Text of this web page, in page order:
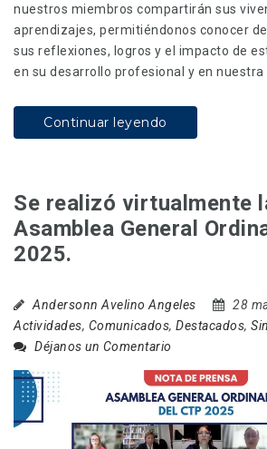
nuestros miembros compartirán sus
aprendizajes, permitiéndonos conocer
sus reflexiones, logros y el impacto de
en su desarrollo profesional y en nuestra
Continuar leyendo
Se realizó virtualmente
Asamblea General
2025.
Andersonn Avelino Angeles
28
Actividades, Comunicados, Destacados,
Déjanos un Comentario